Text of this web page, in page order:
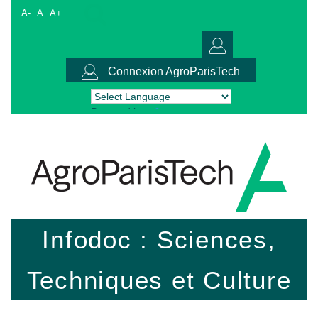
A- A A+
Connexion AgroParisTech
Powered by Translate
Infodoc : Sciences,
Techniques et Culture